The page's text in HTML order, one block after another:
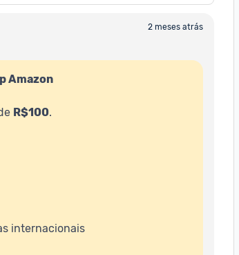
2 meses atrás
Amazon
R$100.
internacionais